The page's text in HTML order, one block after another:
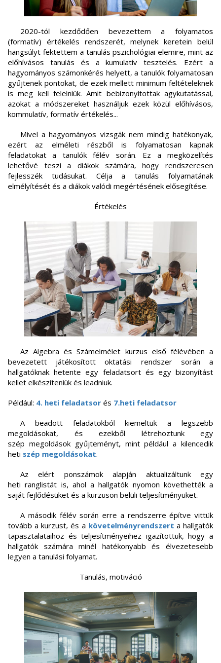
2020-tól kezdődően bevezettem a folyamatos
(formatív) értékelés rendszerét, melynek keretein belül
hangsúlyt fektettem a tanulás pszichológiai elemire, mint az
előhívásos tanulás és a kumulatív tesztelés. Ezért a
hagyományos számonkérés helyett, a tanulók folyamatosan
gyűjtenek pontokat, de ezek mellett minimum feltételeknek
is meg kell felelniük. Amit bebizonyítottak agykutatással,
azokat a módszereket használjuk ezek közül előhívásos,
kommulatív, formatív értékelés...
Mivel a hagyományos vizsgák nem mindig hatékonyak,
ezért az elméleti részből is folyamatosan kapnak
feladatokat a tanulók félév során. Ez a megközelítés
lehetővé teszi a diákok számára, hogy rendszeresen
fejlesszék tudásukat. Célja a tanulás folyamatának
elmélyítését és a diákok valódi megértésének elősegítése.
Értékelés
Az Algebra és Számelmélet kurzus első félévében a
bevezetett játékosított oktatási rendszer során a
hallgatóknak hetente egy feladatsort és egy bizonyítást
kellet elkészíteniük és leadniuk.
Például: 4. heti feladatsor és 7.heti feladatsor
A beadott feladatokból kiemeltük a legszebb
megoldásokat, és ezekből létrehoztunk egy
szép megoldások gyűjteményt, mint például a kilencedik
heti szép megoldásokat.
Az elért ponszámok alapján aktualizáltunk egy
heti ranglistát is, ahol a hallgatók nyomon követhették a
saját fejlődésüket és a kurzuson belüli teljesítményüket.
A második félév során erre a rendszerre építve vittük
tovább a kurzust, és a követelményrendszert a hallgatók
tapasztalataihoz és teljesítményeihez igazítottuk, hogy a
hallgatók számára minél hatékonyabb és élvezetesebb
legyen a tanulási folyamat.
Tanulás, motiváció